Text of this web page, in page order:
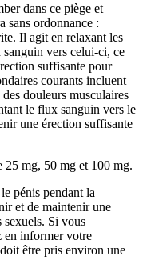
dans ce piège et
sans ordonnance :
Il agit en relaxant les
vers celui-ci, ce
suffisante pour
courants incluent
douleurs musculaires
le flux sanguin vers le
une érection suffisante
25 mg, 50 mg et 100 mg.
pénis pendant la
et de maintenir une
sexuels. Si vous
en informer votre
être pris environ une